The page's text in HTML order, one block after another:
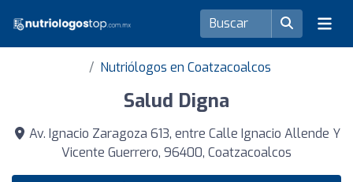
Nutriólogos en Coatzacoalcos
Salud Digna
Av. Ignacio Zaragoza 613, entre Calle Ignacio Allende Y
Vicente Guerrero, 96400, Coatzacoalcos